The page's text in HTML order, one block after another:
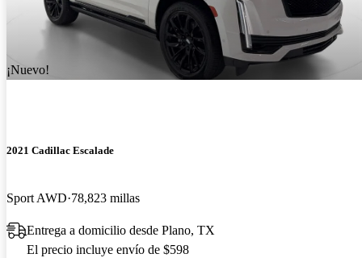
¡Nuevo!
2021 Cadillac Escalade
Sport AWD 78,823 millas
Entrega a domicilio desde Plano, TX
El precio incluye envío de $598